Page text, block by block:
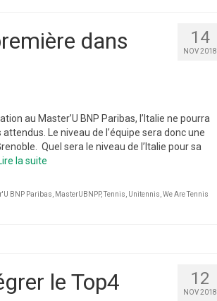
14
NOV 2018
dans
au Master’U BNP Paribas, l’Italie ne pourra
Le niveau de l’équipe sera donc une
Quel sera le niveau de l’Italie pour sa
la suite­­
BNP Paribas MasterUBNPP,Tennis Unitennis We Are Tennis
12
NOV 2018
le Top4